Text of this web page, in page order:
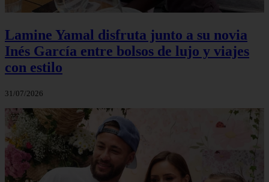
Lamine Yamal disfruta junto a su novia
Inés García entre bolsos de lujo y viajes
con estilo
31/07/2026